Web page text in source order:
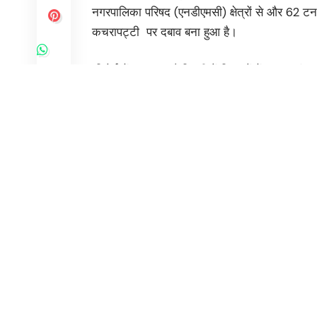
नगरपालिका परिषद (एनडीएमसी) क्षेत्रों से और 62
कचरापट्टी पर दबाव बना हुआ है।
रिपोर्ट में कहा गया है कि तीनों निकायों में कचरा